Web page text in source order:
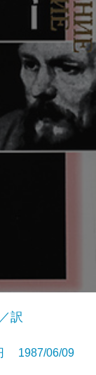
訳
1987/06/09